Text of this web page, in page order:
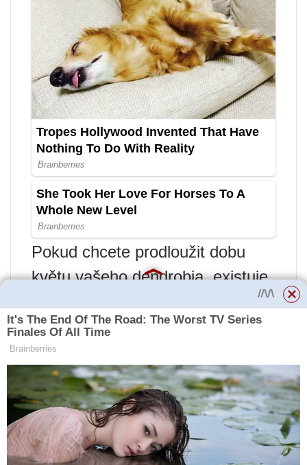
Pokud chcete prodloužit dobu
květu vašeho dendrobia, existuje
několik tipů, které můžete použít:
Dopřejte rostlině náležitou péči.
Dendrobium pravidelně zalévejte,
sledujte vlhkost půdy a úroveň
osvětlení. Tyto faktory ovlivňují
kvetení dendrobia.
Přihnojujte rostlinu. Pravidelné